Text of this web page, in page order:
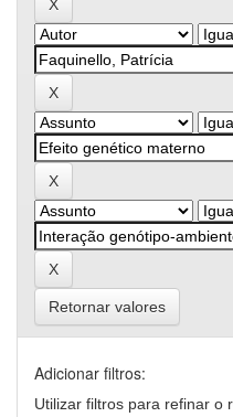
Retornar valores
Adicionar filtros:
Utilizar filtros para refinar o